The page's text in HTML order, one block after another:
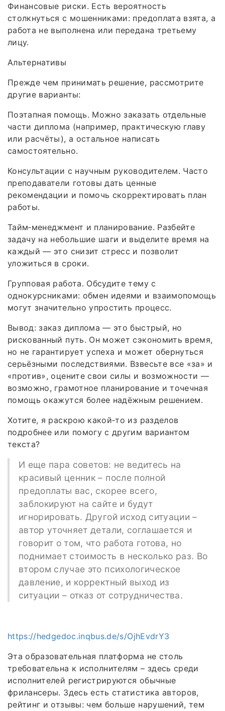
Финансовые риски. Есть вероятность
столкнуться с мошенниками: предоплата взята, а
работа не выполнена или передана третьему
лицу.
Альтернативы
Прежде чем принимать решение, рассмотрите
другие варианты:
Поэтапная помощь. Можно заказать отдельные
части диплома (например, практическую главу
или расчёты), а остальное написать
самостоятельно.
Консультации с научным руководителем. Часто
преподаватели готовы дать ценные
рекомендации и помочь скорректировать план
работы.
Тайм‑менеджмент и планирование. Разбейте
задачу на небольшие шаги и выделите время на
каждый — это снизит стресс и позволит
уложиться в сроки.
Групповая работа. Обсудите тему с
однокурсниками: обмен идеями и взаимопомощь
могут значительно упростить процесс.
Вывод: заказ диплома — это быстрый, но
рискованный путь. Он может сэкономить время,
но не гарантирует успеха и может обернуться
серьёзными последствиями. Взвесьте все «за» и
«против», оцените свои силы и возможности —
возможно, грамотное планирование и точечная
помощь окажутся более надёжным решением.
Хотите, я раскрою какой‑то из разделов
подробнее или помогу с другим вариантом
текста?
И еще пара советов: не ведитесь на
красивый ценник – после полной
предоплаты вас, скорее всего,
заблокируют на сайте и будут
игнорировать. Другой исход ситуации –
автор уточняет детали, соглашается и
говорит о том, что работа готова, но
поднимает стоимость в несколько раз. Во
втором случае это психологическое
давление, и корректный выход из
ситуации – отказ от сотрудничества.
https://hedgedoc.inqbus.de/s/OjhEvdrY3
Эта образовательная платформа не столь
требовательна к исполнителям – здесь среди
исполнителей регистрируются обычные
фрилансеры. Здесь есть статистика авторов,
рейтинг и отзывы: чем больше нарушений, тем